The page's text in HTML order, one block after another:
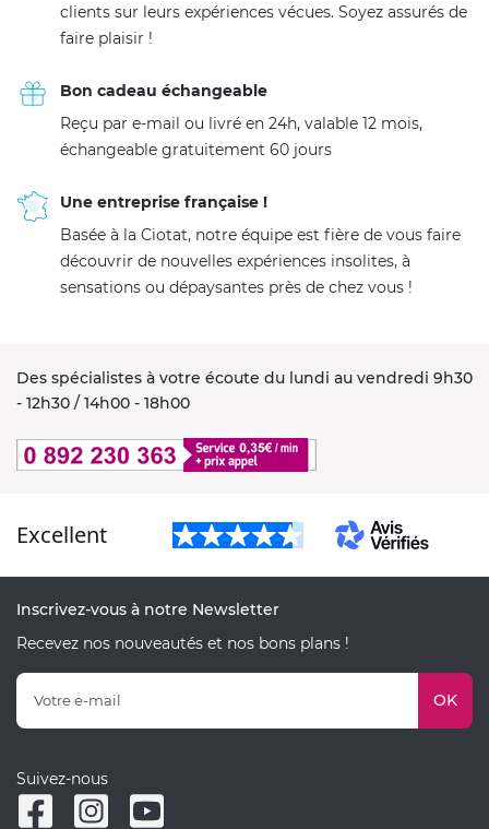
clients sur leurs expériences vécues. Soyez assurés de
faire plaisir !
Bon cadeau échangeable
Reçu par e-mail ou livré en 24h, valable 12 mois,
échangeable gratuitement 60 jours
Une entreprise française !
Basée à la Ciotat, notre équipe est fière de vous faire
découvrir de nouvelles expériences insolites, à
sensations ou dépaysantes près de chez vous !
Des spécialistes à votre écoute du lundi au vendredi 9h30
- 12h30 / 14h00 - 18h00
Excellent
Inscrivez-vous à notre Newsletter
Recevez nos nouveautés et nos bons plans !
OK
Suivez-nous